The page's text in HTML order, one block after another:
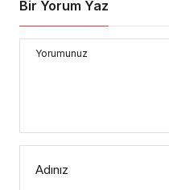
Bir Yorum Yaz
Yorumunuz
Adınız